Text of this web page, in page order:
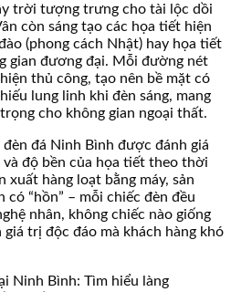
trời tượng trưng cho tài lộc dồi
còn sáng tạo các họa tiết hiện
(phong cách Nhật) hay họa tiết
gian đương đại. Mỗi đường nét
thủ công, tạo nên bề mặt có
lung linh khi đèn sáng, mang
trọng cho không gian ngoại thất.
đá Ninh Bình được đánh giá
độ bền của họa tiết theo thời
xuất hàng loạt bằng máy, sản
“hồn” – mỗi chiếc đèn đều
nhân, không chiếc nào giống
trị độc đáo mà khách hàng khó